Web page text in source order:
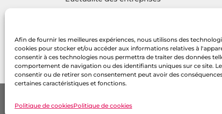
Afin de fournir les meilleures expériences, nous utilisons des
cookies pour stocker et/ou accéder aux informations relatives à
consentir à ces technologies nous permettra de traiter des données
comportement de navigation ou des identifiants uniques sur ce site.
consentir ou de retirer son consentement peut avoir des
certaines caractéristiques et fonctions.
Politique de cookiesPolitique de cookies
L’actualité politique